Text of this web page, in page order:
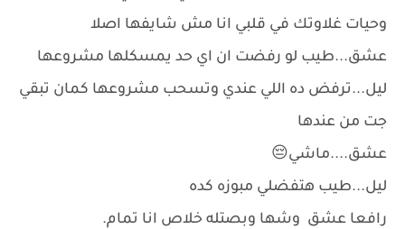
وحيات غلاوتك في قلبي انا مش شايفها اصلا
عشق...طيب لو رفضت ان اي حد يمسكلها مشروعها
ليل...ترفض ده اللي عندي وتسحب مشروعها كمان تبقي
جت من عندها
عشق....ماشي😔
ليل...طيب هتفضلي مبوزه كده
رافعا عشق وشها وبصتله خلاص انا تمام.